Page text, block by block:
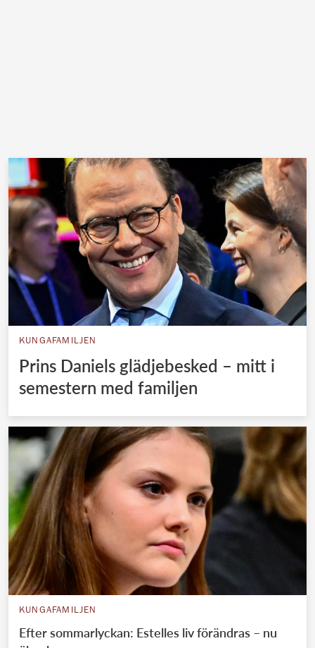
KUNGAFAMILJEN
Prins Daniels glädjebesked – mitt i
semestern med familjen
KUNGAFAMILJEN
Efter sommarlyckan: Estelles liv förändras – nu